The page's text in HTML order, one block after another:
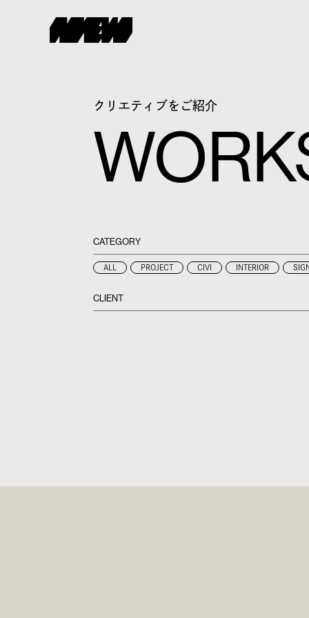
クリエティブをご紹介
CATEGORY
ALL PROJECT CIVI INTERIOR SIGN
CLIENT